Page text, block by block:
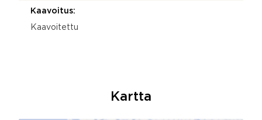
Kaavoitus:
Kaavoitettu
Kartta